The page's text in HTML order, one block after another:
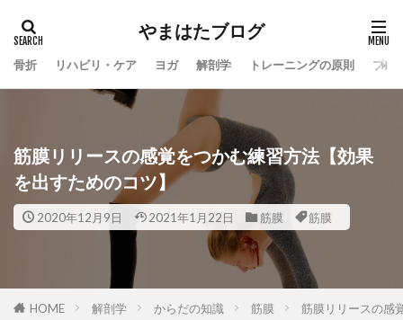
やまはたブログ
骨折 リハビリ・ケア ヨガ 解剖学 トレーニングの原則 プロ
筋膜リリースの感覚をつかむ練習方法【効果
を出すためのコツ】
2020年12月9日 2021年1月22日 筋膜 筋膜
HOME 解剖学 からだの知識 筋膜 筋膜リリースの感
カテゴリー
手術後 ヨガのポーズ ヨガ
筋トレ
広背筋
足底アーチ 股関節
ふくらはぎ
傷跡ケア
歪み改善
腰痛改善
骨折完治後のケア
ヒラメ筋
体を柔らかくする
インナーマッスル
足の骨折
骨折時の靴
手術前
骨折 捻挫 ストレッチ
骨